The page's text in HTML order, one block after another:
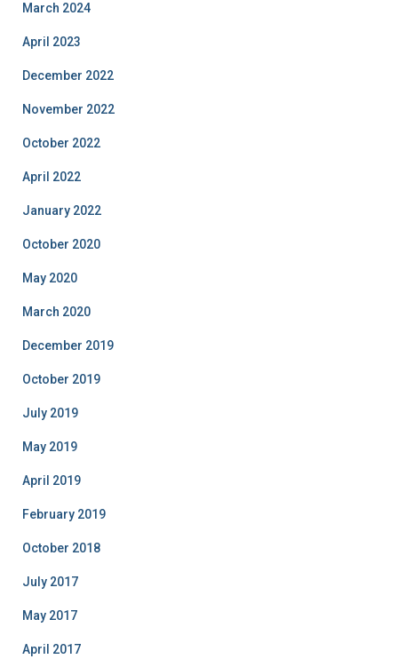
March 2024
April 2023
December 2022
November 2022
October 2022
April 2022
January 2022
October 2020
May 2020
March 2020
December 2019
October 2019
July 2019
May 2019
April 2019
February 2019
October 2018
July 2017
May 2017
April 2017